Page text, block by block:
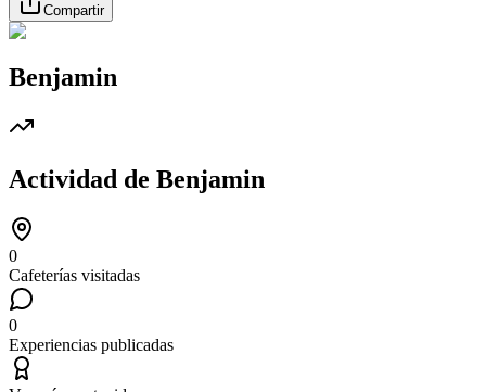
Compartir
Benjamin
Actividad de Benjamin
0
Cafeterías visitadas
0
Experiencias publicadas